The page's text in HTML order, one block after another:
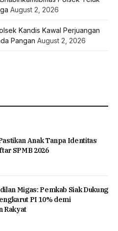
August 2, 2026
Kandis Kawal Perjuangan
Pangan August 2, 2026
Anak Tanpa Identitas
SPMB 2026
Migas: Pemkab Siak Dukung
PI 10% demi
Rakyat